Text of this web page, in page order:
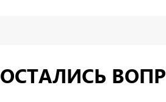
ОСТАЛИСЬ